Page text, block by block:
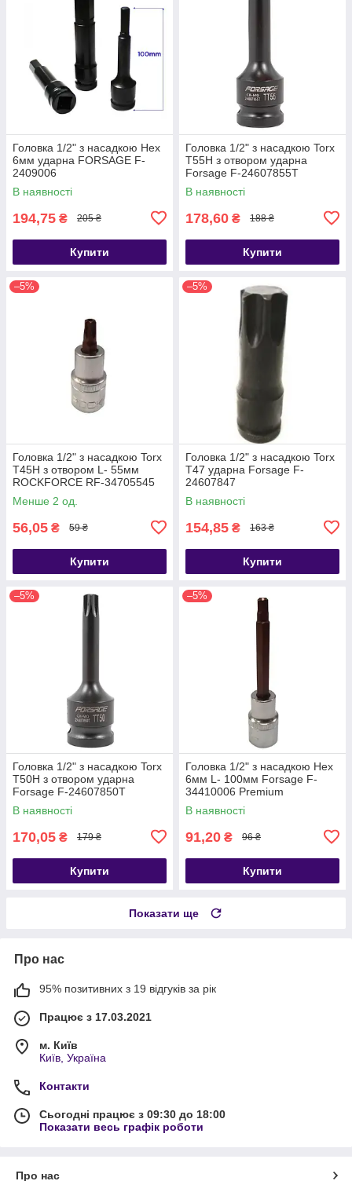
Головка 1/2" з насадкою Hex
6мм ударна FORSAGE F-
2409006
В наявності
194,75 ₴ 205 ₴
Купити
Головка 1/2" з насадкою Torx
T55H з отвором ударна
Forsage F-24607855T
В наявності
178,60 ₴ 188 ₴
Купити
–5%
Головка 1/2" з насадкою Torx
T45H з отвором L- 55мм
ROCKFORCE RF-34705545
Premium
Менше 2 од.
56,05 ₴ 59 ₴
Купити
–5%
Головка 1/2" з насадкою Torx
T47 ударна Forsage F-
24607847
В наявності
154,85 ₴ 163 ₴
Купити
–5%
Головка 1/2" з насадкою Torx
T50H з отвором ударна
Forsage F-24607850T
В наявності
170,05 ₴ 179 ₴
Купити
–5%
Головка 1/2" з насадкою Hex
6мм L- 100мм Forsage F-
34410006 Premium
В наявності
91,20 ₴ 96 ₴
Купити
Показати ще
Про нас
95% позитивних з 19 відгуків за рік
Працює з 17.03.2021
м. Київ
Київ, Україна
Контакти
Сьогодні працює з 09:30 до 18:00
Показати весь графік роботи
Про нас